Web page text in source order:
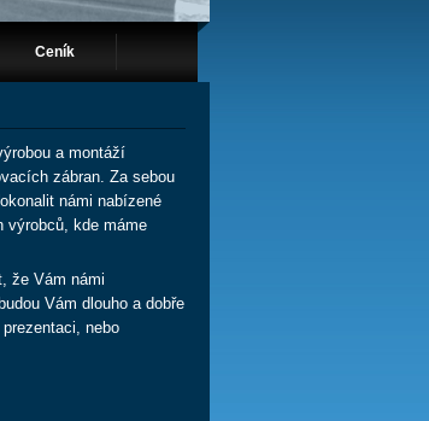
Ceník
a montáží
zábran. Za sebou
námi nabízené
výrobců, kde máme
že Vám námi
Vám dlouho a dobře
nebo